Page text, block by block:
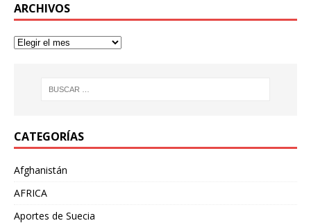
ARCHIVOS
CATEGORÍAS
Afghanistán
AFRICA
Aportes de Suecia